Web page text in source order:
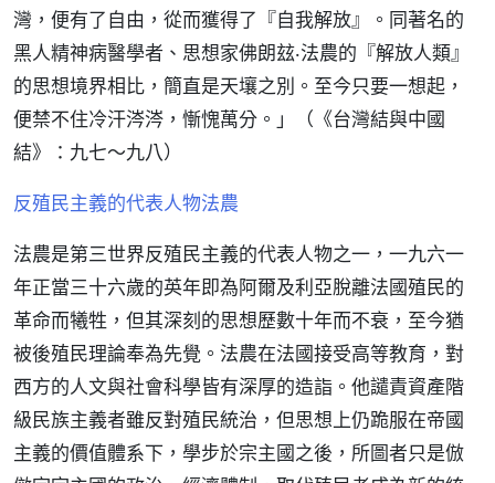
灣，便有了自由，從而獲得了『自我解放』。同著名的
黑人精神病醫學者、思想家佛朗玆‧法農的『解放人類』
的思想境界相比，簡直是天壤之別。至今只要一想起，
便禁不住冷汗涔涔，慚愧萬分。」（《台灣結與中國
結》：九七～九八）
反殖民主義的代表人物法農
法農是第三世界反殖民主義的代表人物之一，一九六一
年正當三十六歲的英年即為阿爾及利亞脫離法國殖民的
革命而犧牲，但其深刻的思想歷數十年而不衰，至今猶
被後殖民理論奉為先覺。法農在法國接受高等教育，對
西方的人文與社會科學皆有深厚的造詣。他譴責資產階
級民族主義者雖反對殖民統治，但思想上仍跪服在帝國
主義的價值體系下，學步於宗主國之後，所圖者只是倣